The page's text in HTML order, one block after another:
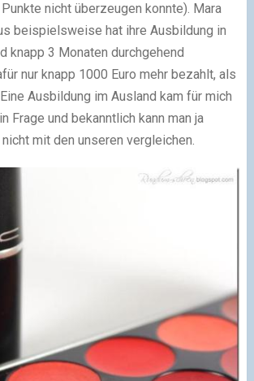
nicht überzeugen konnte). Mara
beispielsweise hat ihre Ausbildung in
knapp 3 Monaten durchgehend
nur knapp 1000 Euro mehr bezahlt, als
Ausbildung im Ausland kam für mich
Frage und bekanntlich kann man ja
mit den unseren vergleichen.